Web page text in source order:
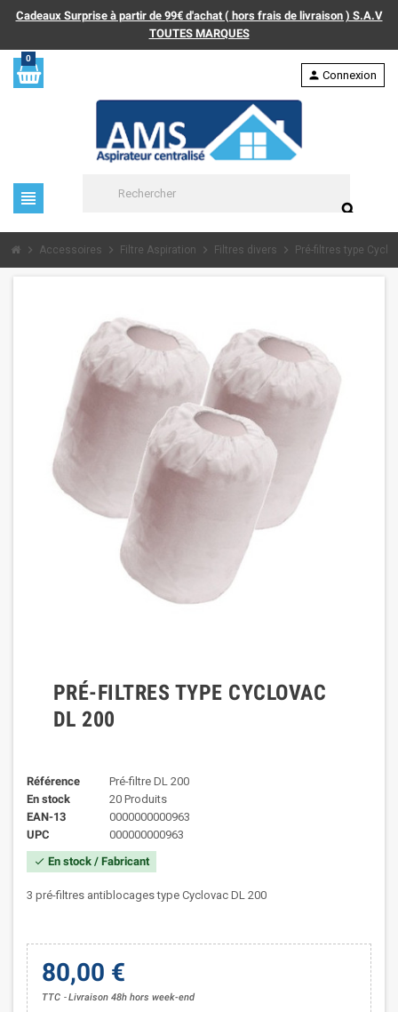
Cadeaux Surprise à partir de 99€ d'achat ( hors frais de livraison ) S.A.V
TOUTES MARQUES
0
view_headline
search
person Connexion
chevron_right Accessoires chevron_right Filtre Aspiration chevron_right Filtres divers chevron_right Pré-filtres type
PRÉ-FILTRES TYPE CYCLOVAC
DL 200
Référence
Pré-filtre DL 200
En stock
20 Produits
EAN-13
0000000000963
UPC
000000000963
check En stock / Fabricant
3 pré-filtres antiblocages type Cyclovac DL 200
80,00 €
TTC Livraison 48h hors week-end